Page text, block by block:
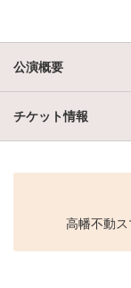
公演概要
チケット情報
高幡不動